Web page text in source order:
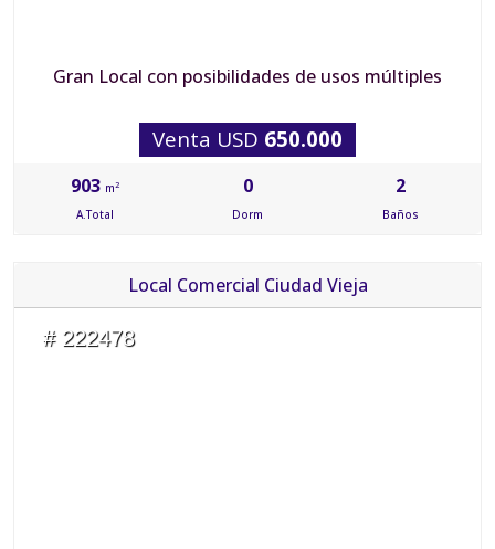
Gran Local con posibilidades de usos múltiples
Venta USD 650.000
903 m2
A.Total
0
Dorm
2
Baños
Local Comercial Ciudad Vieja
# 222478